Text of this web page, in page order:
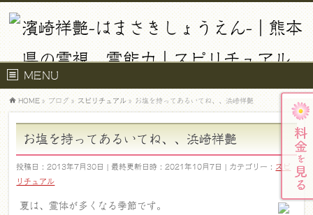
MENU
HOME» ブログ» スピリチュアル» お塩を持ってあるいてね、、浜崎祥艶
お塩を持ってあるいてね、、浜崎祥艶
投稿日 : 2013年7月30日 最終更新日時 : 2021年10月7日 カテゴリー : スピ
リチュアル
夏は、霊体が多くなる季節です。